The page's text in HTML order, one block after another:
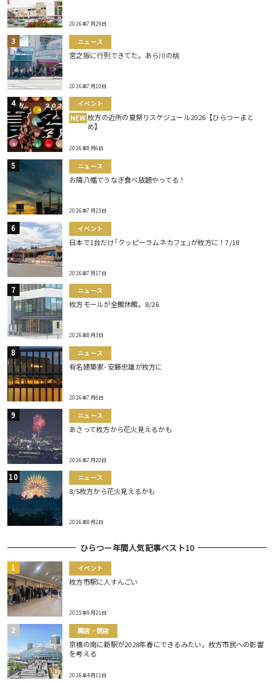
2026年7月29日
ニュース
宮之阪に行列できてた。あら川の桃
2026年7月10日
イベント
NEW 枚方の近所の夏祭りスケジュール2026【ひらつーまと
め】
2026年8月6日
ニュース
お隣八幡でうなぎ食べ放題やってる！
2026年7月23日
イベント
日本で1台だけ｢クッピーラムネカフェ｣が枚方に！7/18
2026年7月17日
ニュース
枚方モールが全館休館。8/26
2026年8月3日
ニュース
有名建築家･安藤忠雄が枚方に
2026年7月8日
ニュース
あさって枚方から花火見えるかも
2026年7月20日
ニュース
8/5枚方から花火見えるかも
2026年8月2日
ひらつー年間人気記事ベスト10
イベント
枚方市駅に人すんごい
2025年9月21日
開店・閉店
京橋の南に新駅が2028年春にできるみたい。枚方市民への影響
を考える
2026年4月11日